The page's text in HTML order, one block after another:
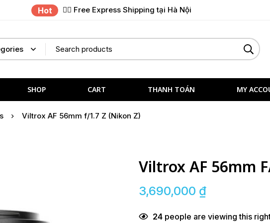
Hot ✌🏼 Free Express Shipping tại Hà Nội
SHOP CART THANH TOÁN MY
Viltrox AF 56mm f/1.7 Z (Nikon Z)
Viltrox AF 56mm
3,690,000 ₫
24 people are viewing this